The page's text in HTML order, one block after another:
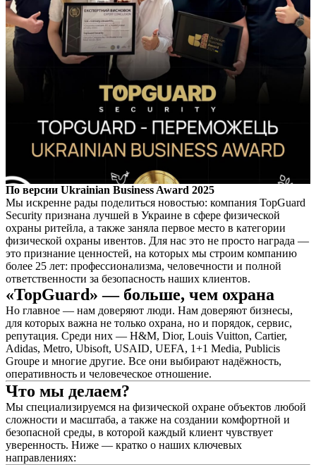
По версии Ukrainian Business Award 2025
Мы искренне рады поделиться новостью: компания TopGuard
Security признана лучшей в Украине в сфере физической
охраны ритейла, а также заняла первое место в категории
физической охраны ивентов. Для нас это не просто награда —
это признание ценностей, на которых мы строим компанию
более 25 лет: профессионализма, человечности и полной
ответственности за безопасность наших клиентов.
«TopGuard» — больше, чем охрана
Но главное — нам доверяют люди. Нам доверяют бизнесы,
для которых важна не только охрана, но и порядок, сервис,
репутация. Среди них — H&M, Dior, Louis Vuitton, Cartier,
Adidas, Metro, Ubisoft, USAID, UEFA, 1+1 Media, Publicis
Groupe и многие другие. Все они выбирают надёжность,
оперативность и человеческое отношение.
Что мы делаем?
Мы специализируемся на физической охране объектов любой
сложности и масштаба, а также на создании комфортной и
безопасной среды, в которой каждый клиент чувствует
уверенность. Ниже — кратко о наших ключевых
направлениях: